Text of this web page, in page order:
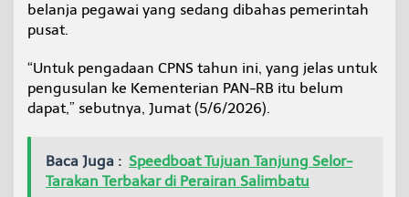
2
B
e
l
D
i
a
belanja pegawai yang sedang dibahas pemerintah
pusat.
“Untuk pengadaan CPNS tahun ini, yang jelas untuk
pengusulan ke Kementerian PAN-RB itu belum
dapat,” sebutnya, Jumat (5/6/2026).
Baca Juga : Speedboat Tujuan Tanjung Selor-
Tarakan Terbakar di Perairan Salimbatu